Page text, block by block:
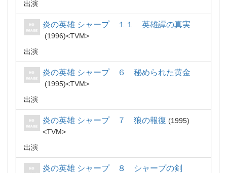
出演
炎の英雄 シャープ １１ 英雄譚の真実
1996
TVM
出演
炎の英雄 シャープ ６ 秘められた黄金
1995
TVM
出演
炎の英雄 シャープ ７ 狼の報復
1995
TVM
出演
炎の英雄 シャープ ８ シャープの剣